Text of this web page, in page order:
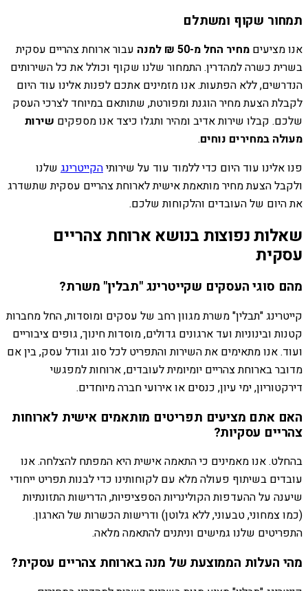
תמחור שקוף ומשתלם
אנו מציעים מחיר החל מ-50 ₪ למנה
עבור ארוחת צהריים עסקית
בשרית כשרה למהדרין. התמחור שלנו שקוף וכולל את כל השירותים
הנדרשים, ללא הפתעות. אנו מזמינים אתכם לפנות אלינו עוד היום
לקבלת הצעת מחיר הוגנת ומפורטת, שתותאם במיוחד לצרכי העסק
שלכם. קבלו שירות אדיב ומהיר ותגלו כיצד אנו מספקים שירות
מעולה במחירים נוחים.
פנו אלינו עוד היום כדי ללמוד עוד על שירותיהקייטרינג שלנו
ולקבל הצעת מחיר מותאמת אישית לארוחת צהריים עסקית שתשדרג
את היום של העובדים והלקוחות שלכם.
שאלות נפוצות בנושא ארוחת צהריים
עסקית
מהם סוגי העסקים שקייטרינג "תבלין" משרת?
קייטרינג "תבלין" משרת מגוון רחב של עסקים ומוסדות, החל מחברות
קטנות ובינוניות ועד ארגונים גדולים, מוסדות חינוך, גופים ציבוריים
ועוד. אנו מתאימים את השירות והתפריט לכל סוג וגודל עסק, בין אם
מדובר בארוחת צהריים יומיומית לעובדים, ארוחות למפגשי
דירקטוריון, ימי עיון, כנסים או אירועי חברה מיוחדים.
האם אתם מציעים תפריטים מותאמים אישית לארוחות
צהריים עסקיות?
בהחלט. אנו מאמינים כי התאמה אישית היא המפתח להצלחה. אנו
עובדים בשיתוף פעולה מלא עם לקוחותינו כדי לבנות תפריט ייחודי
שיענה על ההעדפות הקולינריות הספציפיות, הדרישות התזונתיות
(כמו צמחוני, טבעוני, ללא גלוטן) ודרישות הכשרות של הארגון.
התפריטים שלנו גמישים וניתנים להתאמה מלאה.
מהי העלות הממוצעת של מנה בארוחת צהריים עסקית?